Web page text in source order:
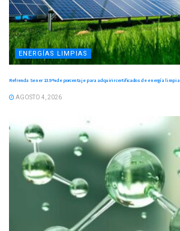
ENERGÍAS LIMPIAS
Refrenda Sener 13.9 % de porcentaje para adquirir certificados de energía limpia
AGOSTO 4, 2026